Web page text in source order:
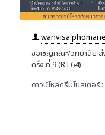
wanvisa
ขอเชิญคณะ/วิทยาลัย ส่
ครั้ง ที่ 9 (RT64)
ดาวน์โหลดธีมโปสเตอร์